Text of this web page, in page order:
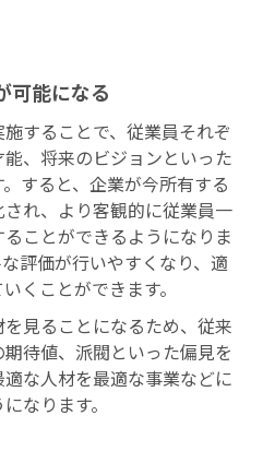
可能になる
することで、従業員それぞ
、将来のビジョンといった
すると、企業が今所有する
れ、より客観的に従業員一
ことができるようになりま
評価が行いやすくなり、適
くことができます。
見ることになるため、従来
待値、派閥といった偏見を
な人材を最適な事業などに
なります。